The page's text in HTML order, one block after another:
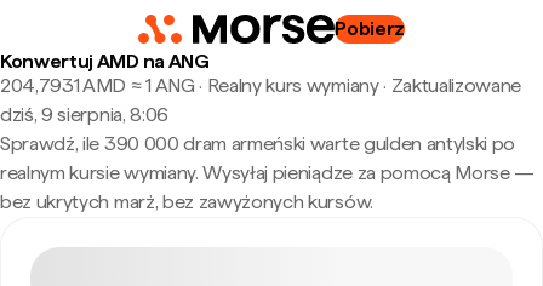
Pobierz
Konwertuj AMD na ANG
204,7931 AMD ≈ 1 ANG · Realny kurs wymiany· Zaktualizowane
dziś, 9 sierpnia, 8:06
Sprawdź, ile 390 000 dram armeński warte gulden antylski po
realnym kursie wymiany. Wysyłaj pieniądze za pomocą Morse —
bez ukrytych marż, bez zawyżonych kursów.